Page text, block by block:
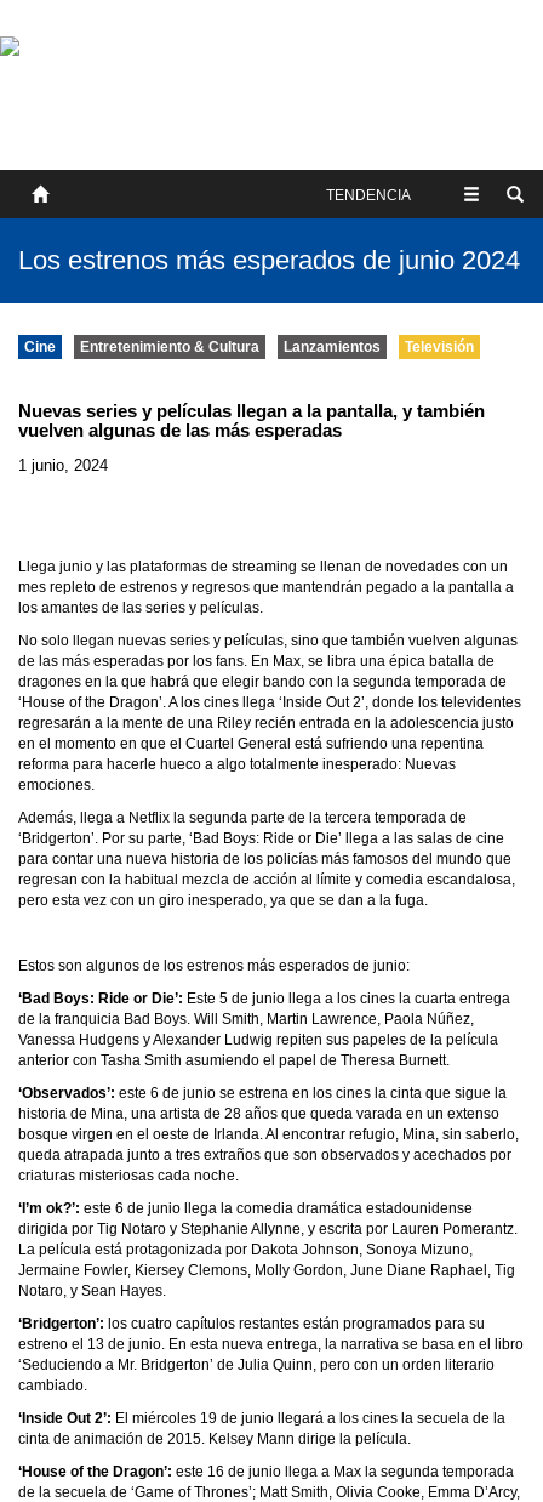
SOBRE NOSOTROS
TENDENCIA
Los estrenos más esperados de junio 2024
Cine Entretenimiento & Cultura Lanzamientos Televisión
Nuevas series y películas llegan a la pantalla, y también
vuelven algunas de las más esperadas
1 junio, 2024
Llega junio y las plataformas de streaming se llenan de novedades con un
mes repleto de estrenos y regresos que mantendrán pegado a la pantalla a
los amantes de las series y películas.
No solo llegan nuevas series y películas, sino que también vuelven algunas
de las más esperadas por los fans. En Max, se libra una épica batalla de
dragones en la que habrá que elegir bando con la segunda temporada de
‘House of the Dragon’. A los cines llega ‘Inside Out 2’, donde los televidentes
regresarán a la mente de una Riley recién entrada en la adolescencia justo
en el momento en que el Cuartel General está sufriendo una repentina
reforma para hacerle hueco a algo totalmente inesperado: Nuevas
emociones.
Además, llega a Netflix la segunda parte de la tercera temporada de
‘Bridgerton’. Por su parte, ‘Bad Boys: Ride or Die’ llega a las salas de cine
para contar una nueva historia de los policías más famosos del mundo que
regresan con la habitual mezcla de acción al límite y comedia escandalosa,
pero esta vez con un giro inesperado, ya que se dan a la fuga.
Estos son algunos de los estrenos más esperados de junio:
‘Bad Boys: Ride or Die’: Este 5 de junio llega a los cines la cuarta entrega
de la franquicia Bad Boys. Will Smith, Martin Lawrence, Paola Núñez,
Vanessa Hudgens y Alexander Ludwig repiten sus papeles de la película
anterior con Tasha Smith asumiendo el papel de Theresa Burnett.
‘Observados’: este 6 de junio se estrena en los cines la cinta que sigue la
historia de Mina, una artista de 28 años que queda varada en un extenso
bosque virgen en el oeste de Irlanda. Al encontrar refugio, Mina, sin saberlo,
queda atrapada junto a tres extraños que son observados y acechados por
criaturas misteriosas cada noche.
‘I’m ok?’: este 6 de junio llega la comedia dramática estadounidense
dirigida por Tig Notaro y Stephanie Allynne, y escrita por Lauren Pomerantz.
La película está protagonizada por Dakota Johnson, Sonoya Mizuno,
Jermaine Fowler, Kiersey Clemons, Molly Gordon, June Diane Raphael, Tig
Notaro, y Sean Hayes.
‘Bridgerton’: los cuatro capítulos restantes están programados para su
estreno el 13 de junio. En esta nueva entrega, la narrativa se basa en el libro
‘Seduciendo a Mr. Bridgerton’ de Julia Quinn, pero con un orden literario
cambiado.
‘Inside Out 2’: El miércoles 19 de junio llegará a los cines la secuela de la
cinta de animación de 2015. Kelsey Mann dirige la película.
‘House of the Dragon’: este 16 de junio llega a Max la segunda temporada
de la secuela de ‘Game of Thrones’; Matt Smith, Olivia Cooke, Emma D’Arcy,